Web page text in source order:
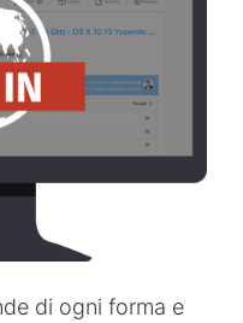
di ogni forma e